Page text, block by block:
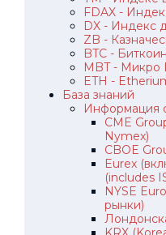
FDAX -
DX - Индекс
ZB -
BTC - Биткоин
MBT - Микро
ETH -
База знаний
Информация
CME
Nymex)
CBOE
Eurex
(includes
NYSE
рынки)